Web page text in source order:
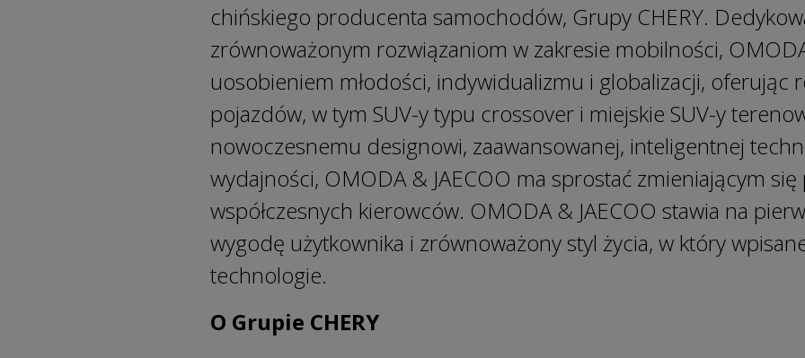
chińskiego producenta samochodów, Grupy CHERY.
zrównoważonym rozwiązaniom w zakresie mobilności,
uosobieniem młodości, indywidualizmu i globalizacji, oferując
pojazdów, w tym SUV-y typu crossover i miejskie SUV-y
nowoczesnemu designowi, zaawansowanej, inteligentnej
wydajności, OMODA & JAECOO ma sprostać zmieniającym
współczesnych kierowców. OMODA & JAECOO stawia na
wygodę użytkownika i zrównoważony styl życia, w który
technologie.
O Grupie CHERY